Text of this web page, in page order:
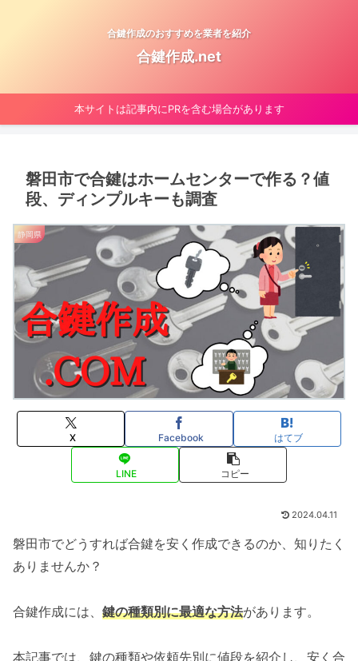
合鍵作成のおすすめを業者を紹介
合鍵作成.net
本サイトは記事内にPRを含む場合があります
磐田市で合鍵はホームセンターで作る？値
段、ディンプルキーも調査
静岡県
X Facebook はてブ
LINE コピー
2024.04.11
磐田市でどうすれば合鍵を安く作成できるのか、知りたく
ありませんか？
合鍵作成には、 鍵の種類別に最適な方法があります。
本記事では、鍵の種類や依頼先別に値段を紹介し、安く合